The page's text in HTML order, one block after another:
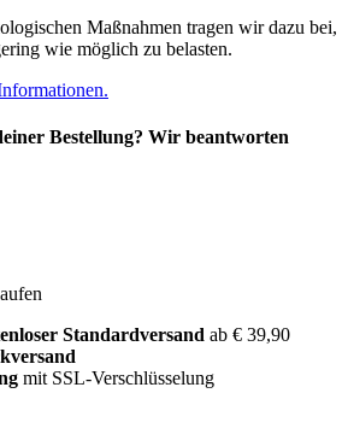
Maßnahmen tragen wir dazu bei,
wie möglich zu belasten.
Bestellung? Wir beantworten
Standardversand ab € 39,90
mit SSL-Verschlüsselung